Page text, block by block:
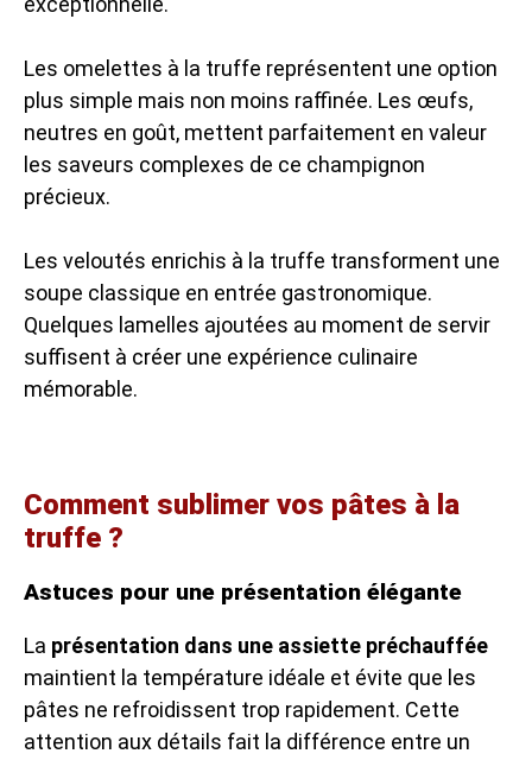
Les omelettes à la truffe représentent une option
plus simple mais non moins raffinée. Les œufs,
neutres en goût, mettent parfaitement en valeur
les saveurs complexes de ce champignon
précieux.
Les veloutés enrichis à la truffe transforment une
soupe classique en entrée gastronomique.
Quelques lamelles ajoutées au moment de servir
suffisent à créer une expérience culinaire
mémorable.
Comment sublimer vos pâtes à la
truffe ?
Astuces pour une présentation élégante
La présentation dans une assiette préchauffée
maintient la température idéale et évite que les
pâtes ne refroidissent trop rapidement. Cette
attention aux détails fait la différence entre un